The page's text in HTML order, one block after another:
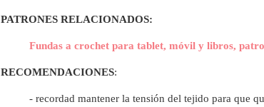
PATRONES RELACIONADOS:
Fundas a crochet para tablet, móvil y libros,
RECOMENDACIONES:
- recordad mantener la tensión del tejido para que